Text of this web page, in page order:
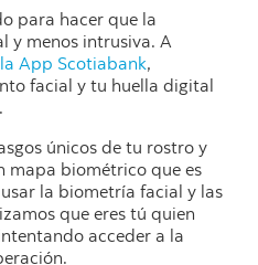
para hacer que la
y menos intrusiva. A
App Scotiabank,
facial y tu huella digital
únicos de tu rostro y
mapa biométrico que es
la biometría facial y las
que eres tú quien
acceder a la